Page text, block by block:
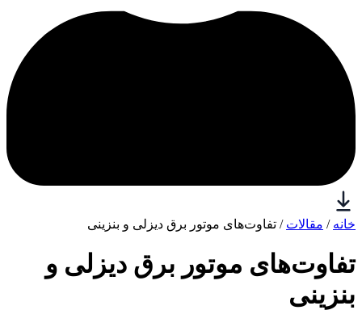
خانه / مقالات / تفاوت‌های موتور برق دیزلی و بنزینی
تفاوت‌های موتور برق دیزلی و
بنزینی